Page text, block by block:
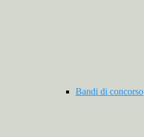
Bandi di concorso